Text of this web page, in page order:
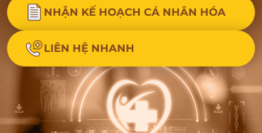
NHẬN KẾ HOẠCH CÁ NHÂN HÓA
LIÊN HỆ NHANH